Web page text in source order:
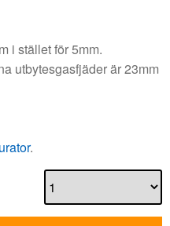
i stället för 5mm.
utbytesgasfjäder är 23mm
.